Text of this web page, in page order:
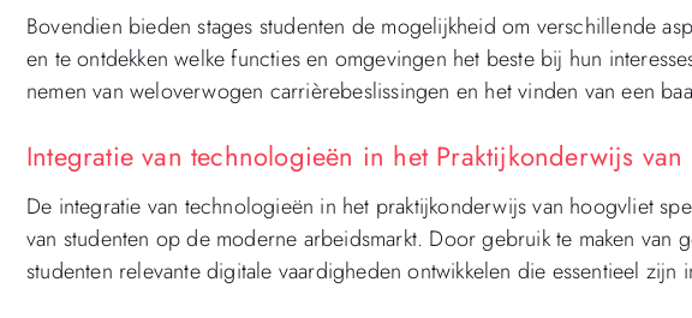
Bovendien bieden stages studenten de mogelijkheid om verschillende
en te ontdekken welke functies en omgevingen het beste bij hun
nemen van weloverwogen carrièrebeslissingen en het vinden van een
Integratie van technologieën in het Praktijkonderwijs
De integratie van technologieën in het praktijkonderwijs van hoogvliet
van studenten op de moderne arbeidsmarkt. Door gebruik te maken van
studenten relevante digitale vaardigheden ontwikkelen die essentieel